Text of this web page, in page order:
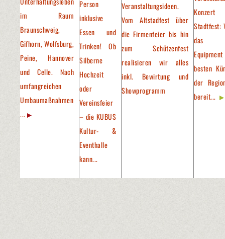
im Raum
Braunschweig,
Gifhorn, Wolfsburg,
Peine, Hannover
und Celle. Nach
umfangreichen
Umbaumaßnahmen
...
Person
inklusive
Essen und
Trinken! Ob
Silberne
Hochzeit
oder
Vereinsfeier
– die KUBUS
Kultur- &
Eventhalle
kann...
Veranstaltungsideen.
Vom Altstadfest über
die Firmenfeier bis hin
zum Schützenfest
realisieren wir alles
inkl. Bewirtung und
Showprogramm
Stadtfest:
das
besten
der
bereit...